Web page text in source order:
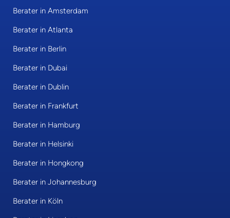
Berater in Amsterdam
Berater in Atlanta
Berater in Berlin
Berater in Dubai
Berater in Dublin
Berater in Frankfurt
Berater in Hamburg
Berater in Helsinki
Berater in Hongkong
Berater in Johannesburg
Berater in Köln